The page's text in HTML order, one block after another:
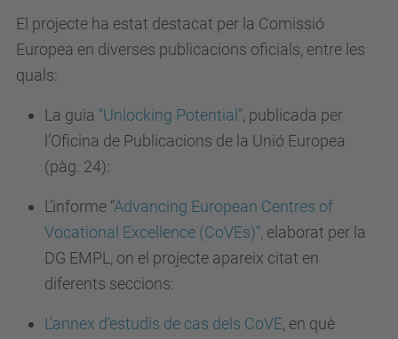
El projecte ha estat destacat per la Comissió
Europea en diverses publicacions oficials, entre les
quals:
La guia “Unlocking Potential”, publicada per
l’Oficina de Publicacions de la Unió Europea
(pàg. 24):
L’informe “Advancing European Centres of
Vocational Excellence (CoVEs)”, elaborat per la
DG EMPL, on el projecte apareix citat en
diferents seccions:
L’annex d’estudis de cas dels CoVE, en què